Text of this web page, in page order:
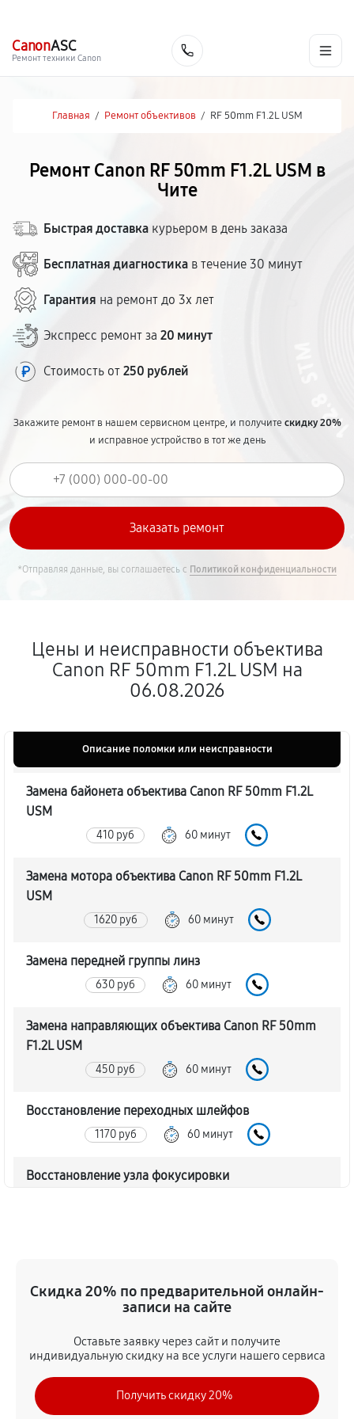
CanonASC
Ремонт техники Canon
Главная / Ремонт объективов / RF 50mm F1.2L USM
Ремонт Canon RF 50mm F1.2L USM в
Чите
Быстрая доставка курьером в день заказа
Бесплатная диагностика в течение 30 минут
Гарантия на ремонт до 3х лет
Экспресс ремонт за 20 минут
Стоимость от 250 рублей
Закажите ремонт в нашем сервисном центре, и получитескидку 20%
и исправное устройство в тот же день
*Отправляя данные, вы соглашаетесь с Политикой конфиденциальности
Цены и неисправности объектива
Canon RF 50mm F1.2L USM на
06.08.2026
Описание поломки или неисправности
Замена байонета объектива Canon RF 50mm F1.2L
USM
410 руб 60 минут
Замена мотора объектива Canon RF 50mm F1.2L
USM
1620 руб 60 минут
Замена передней группы линз
630 руб 60 минут
Замена направляющих объектива Canon RF 50mm
F1.2L USM
450 руб 60 минут
Восстановление переходных шлейфов
1170 руб 60 минут
Восстановление узла фокусировки
720 руб
1350 руб 60 минут
Чистка от пыли объектива Canon RF 50mm F1.2L
USM
Скидка 20% по предварительной онлайн-
записи на сайте
Оставьте заявку через сайт и получите
индивидуальную скидку на все услуги нашего сервиса
Получить скидку 20%